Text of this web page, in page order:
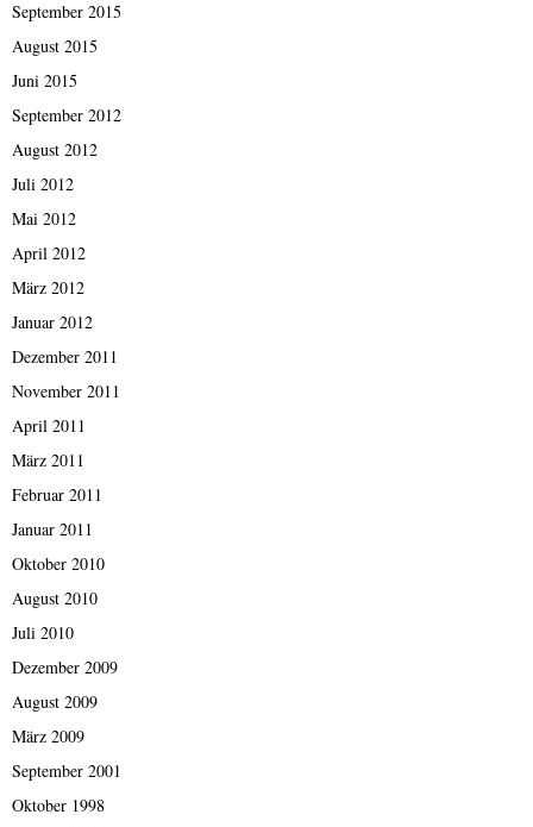
September 2015
August 2015
Juni 2015
September 2012
August 2012
Juli 2012
Mai 2012
April 2012
März 2012
Januar 2012
Dezember 2011
November 2011
April 2011
März 2011
Februar 2011
Januar 2011
Oktober 2010
August 2010
Juli 2010
Dezember 2009
August 2009
März 2009
September 2001
Oktober 1998